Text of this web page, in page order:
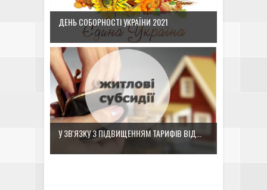
ДЕНЬ СОБОРНОСТІ УКРАЇНИ 2021
У ЗВ'ЯЗКУ З ПІДВИЩЕННЯМ ТАРИФІВ ВІД...